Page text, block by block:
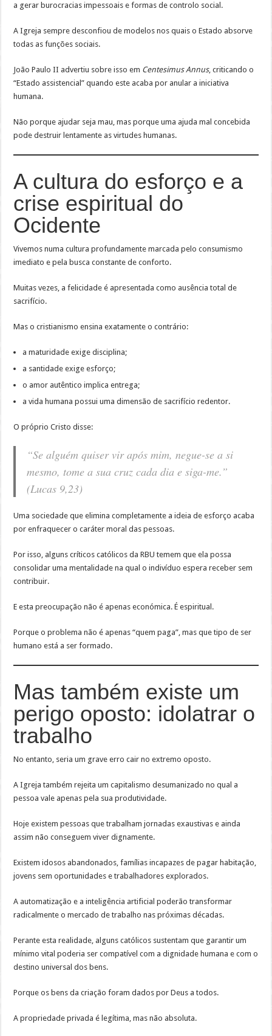
a gerar burocracias impessoais e formas de controlo social.
A Igreja sempre desconfiou de modelos nos quais o Estado absorve
todas as funções sociais.
João Paulo II advertiu sobre isso em Centesimus Annus, criticando o
“Estado assistencial” quando este acaba por anular a iniciativa
humana.
Não porque ajudar seja mau, mas porque uma ajuda mal concebida
pode destruir lentamente as virtudes humanas.
A cultura do esforço e a
crise espiritual do
Ocidente
Vivemos numa cultura profundamente marcada pelo consumismo
imediato e pela busca constante de conforto.
Muitas vezes, a felicidade é apresentada como ausência total de
sacrifício.
Mas o cristianismo ensina exatamente o contrário:
a maturidade exige disciplina;
a santidade exige esforço;
o amor autêntico implica entrega;
a vida humana possui uma dimensão de sacrifício redentor.
O próprio Cristo disse:
“Se alguém quiser vir após mim, negue-se a si
mesmo, tome a sua cruz cada dia e siga-me.”
(Lucas 9,23)
Uma sociedade que elimina completamente a ideia de esforço acaba
por enfraquecer o caráter moral das pessoas.
Por isso, alguns críticos católicos da RBU temem que ela possa
consolidar uma mentalidade na qual o indivíduo espera receber sem
contribuir.
E esta preocupação não é apenas económica. É espiritual.
Porque o problema não é apenas “quem paga”, mas que tipo de ser
humano está a ser formado.
Mas também existe um
perigo oposto: idolatrar o
trabalho
No entanto, seria um grave erro cair no extremo oposto.
A Igreja também rejeita um capitalismo desumanizado no qual a
pessoa vale apenas pela sua produtividade.
Hoje existem pessoas que trabalham jornadas exaustivas e ainda
assim não conseguem viver dignamente.
Existem idosos abandonados, famílias incapazes de pagar habitação,
jovens sem oportunidades e trabalhadores explorados.
A automatização e a inteligência artificial poderão transformar
radicalmente o mercado de trabalho nas próximas décadas.
Perante esta realidade, alguns católicos sustentam que garantir um
mínimo vital poderia ser compatível com a dignidade humana e com o
destino universal dos bens.
Porque os bens da criação foram dados por Deus a todos.
A propriedade privada é legítima, mas não absoluta.